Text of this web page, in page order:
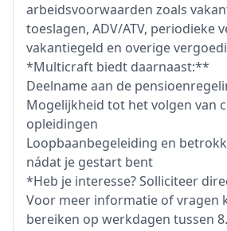
arbeidsvoorwaarden zoals
toeslagen, ADV/ATV, periodieke
vakantiegeld en overige
*Multicraft biedt daarnaast:**
Deelname aan de
Mogelijkheid tot het volgen van
opleidingen
Loopbaanbegeleiding en
nádat je gestart bent
*Heb je interesse? Solliciteer
Voor meer informatie of vragen
bereiken op werkdagen tussen